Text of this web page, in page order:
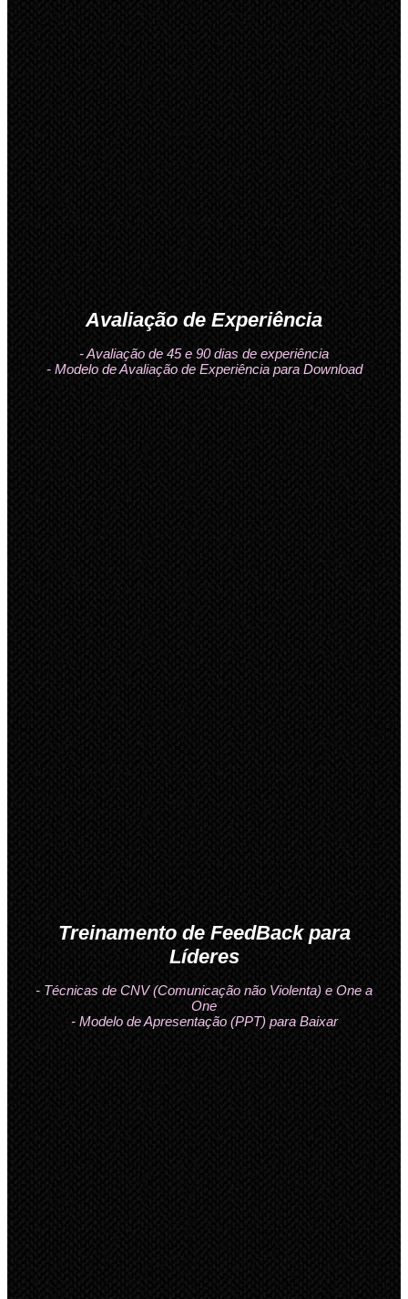
Avaliação de Experiência
- Avaliação de 45 e 90 dias de experiência
- Modelo de Avaliação de Experiência para Download
Treinamento de FeedBack para
Líderes
- Técnicas de CNV (Comunicação não Violenta) e One a
One
- Modelo de Apresentação (PPT) para Baixar